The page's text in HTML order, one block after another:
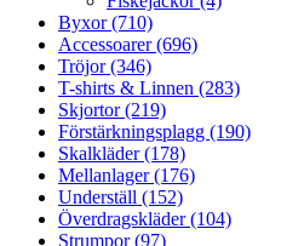
Byxor (710)
Accessoarer (696)
Tröjor (346)
T-shirts & Linnen (283)
Skjortor (219)
Förstärkningsplagg (190)
Skalkläder (178)
Mellanlager (176)
Underställ (152)
Överdragskläder (104)
Strumpor (97)